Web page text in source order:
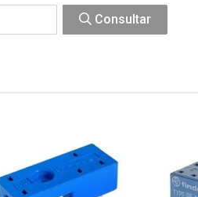
Consultar